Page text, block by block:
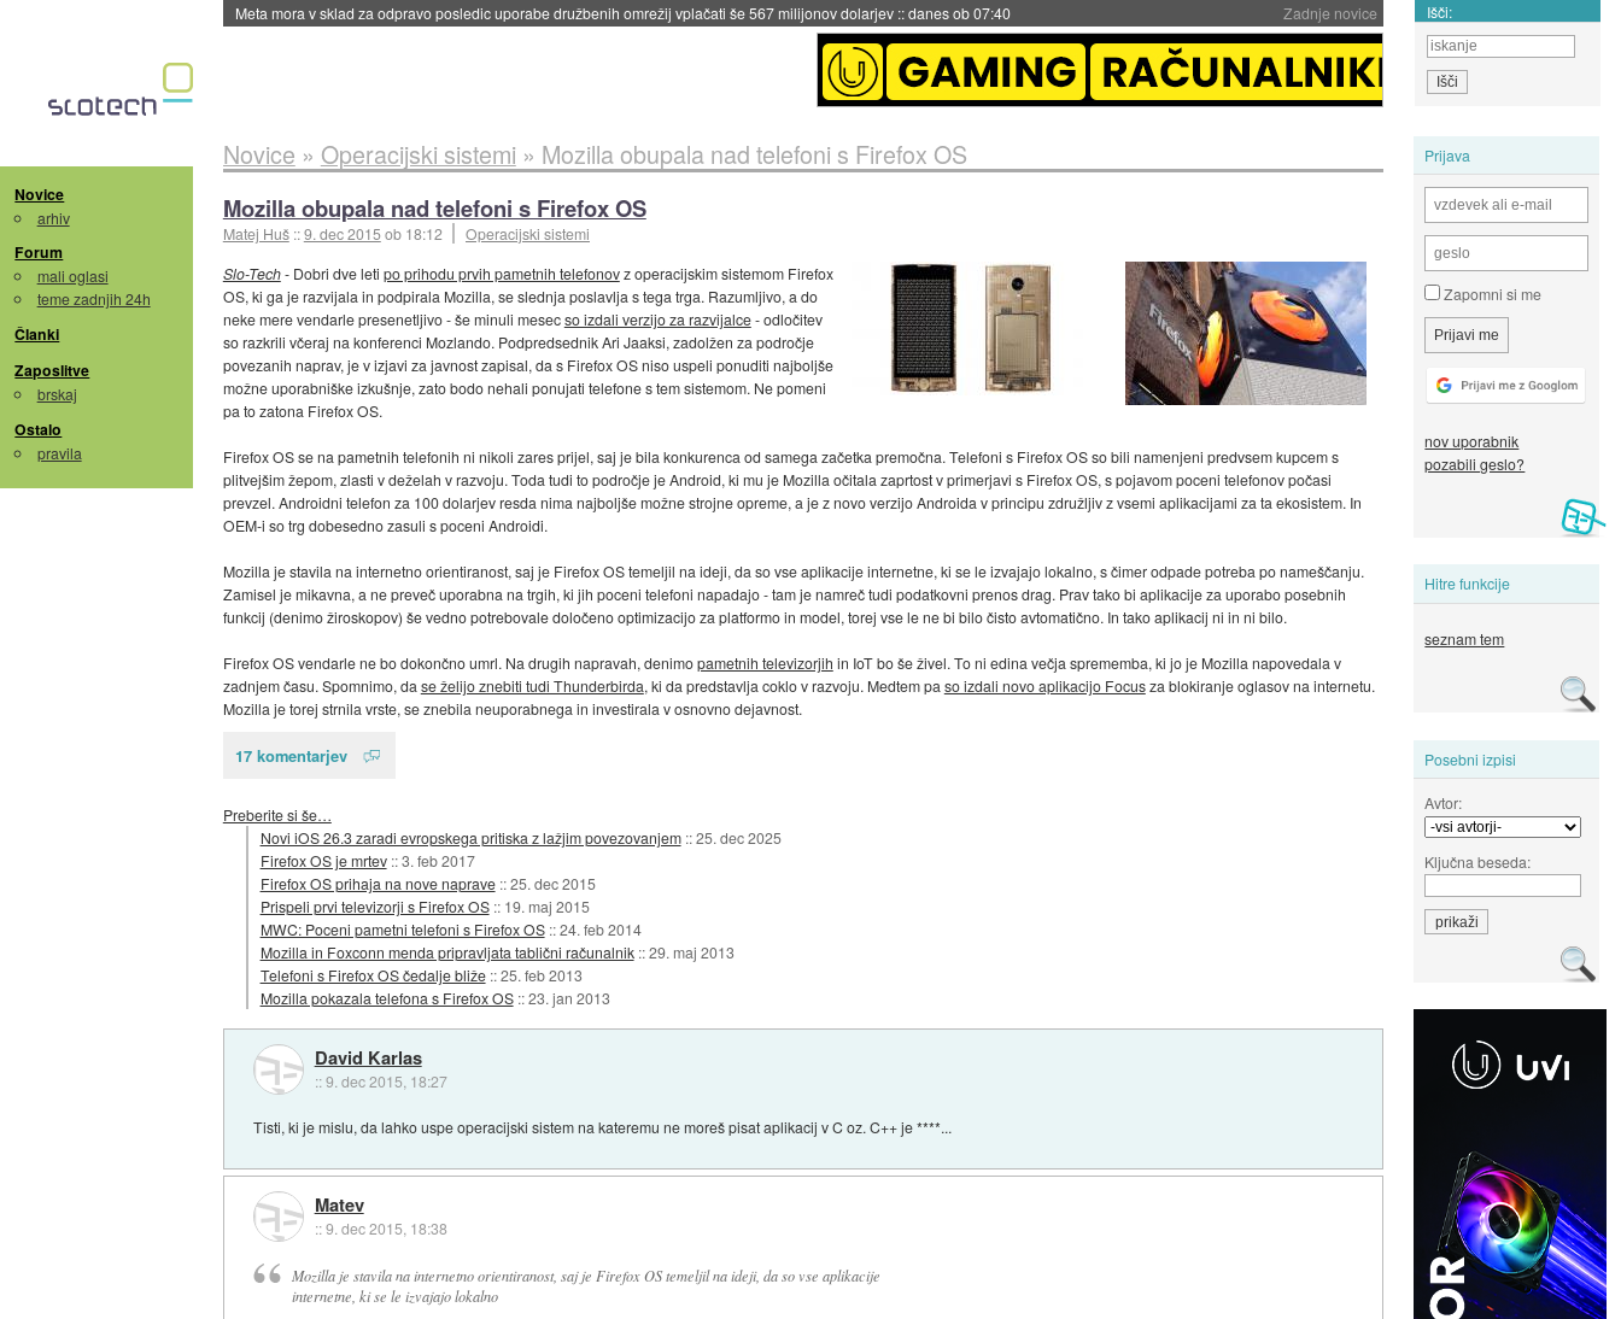
Zadnje novice
Meta mora v sklad za odpravo posledic uporabe družbenih omrežij vplačati še 567 milijonov dolarjev ::danes ob 07:40 Išči:
Novice
arhiv
Forum
mali oglasi
teme zadnjih 24h
Članki
Zaposlitve
brskaj
Ostalo
pravila
Prijava
Zapomni si me
nov uporabnik
pozabili geslo?
Hitre funkcije
seznam tem
Posebni izpisi
Avtor:
Ključna beseda:
Novice » Operacijski sistemi » Mozilla obupala nad telefoni s Firefox OS
Mozilla obupala nad telefoni s Firefox OS
Matej Huš ::9. dec 2015ob 18:12
Operacijski sistemi
Slo-Tech- Dobri dve leti po prihodu prvih pametnih telefonovz operacijskim sistemom Firefox
OS, ki ga je razvijala in podpirala Mozilla, se slednja poslavlja s tega trga. Razumljivo, a do
neke mere vendarle presenetljivo - še minuli mesecso izdali verzijo za razvijalce- odločitev
so razkrili včeraj na konferenci Mozlando. Podpredsednik Ari Jaaksi, zadolžen za področje
povezanih naprav, je v izjavi za javnost zapisal, da s Firefox OS niso uspeli ponuditi najboljše
možne uporabniške izkušnje, zato bodo nehali ponujati telefone s tem sistemom. Ne pomeni
pa to zatona Firefox OS.
Firefox OS se na pametnih telefonih ni nikoli zares prijel, saj je bila konkurenca od samega začetka premočna. Telefoni s Firefox OS so bili namenjeni predvsem kupcem s
plitvejšim žepom, zlasti v deželah v razvoju. Toda tudi to področje je Android, ki mu je Mozilla očitala zaprtost v primerjavi s Firefox OS, s pojavom poceni telefonov počasi
prevzel. Androidni telefon za 100 dolarjev resda nima najboljše možne strojne opreme, a je z novo verzijo Androida v principu združljiv z vsemi aplikacijami za ta ekosistem. In
OEM-i so trg dobesedno zasuli s poceni Androidi.
Mozilla je stavila na internetno orientiranost, saj je Firefox OS temeljil na ideji, da so vse aplikacije internetne, ki se le izvajajo lokalno, s čimer odpade potreba po nameščanju.
Zamisel je mikavna, a ne preveč uporabna na trgih, ki jih poceni telefoni napadajo - tam je namreč tudi podatkovni prenos drag. Prav tako bi aplikacije za uporabo posebnih
funkcij (denimo žiroskopov) še vedno potrebovale določeno optimizacijo za platformo in model, torej vse le ne bi bilo čisto avtomatično. In tako aplikacij ni in ni bilo.
Firefox OS vendarle ne bo dokončno umrl. Na drugih napravah, denimopametnih televizorjih in IoT bo še živel. To ni edina večja sprememba, ki jo je Mozilla napovedala v
zadnjem času. Spomnimo, da se želijo znebiti tudi Thunderbirda, ki da predstavlja coklo v razvoju. Medtem pa so izdali novo aplikacijo Focusza blokiranje oglasov na internetu.
Mozilla je torej strnila vrste, se znebila neuporabnega in investirala v osnovno dejavnost.
17 komentarjev
Preberite si še…
Novi iOS 26.3 zaradi evropskega pritiska z lažjim povezovanjem ::25. dec 2025
Firefox OS je mrtev ::3. feb 2017
Firefox OS prihaja na nove naprave ::25. dec 2015
Prispeli prvi televizorji s Firefox OS :: 19. maj 2015
MWC: Poceni pametni telefoni s Firefox OS ::24. feb 2014
Mozilla in Foxconn menda pripravljata tablični računalnik ::29. maj 2013
Telefoni s Firefox OS čedalje bliže ::25. feb 2013
Mozilla pokazala telefona s Firefox OS ::23. jan 2013
David Karlas
::9. dec 2015, 18:27
Tisti, ki je mislu, da lahko uspe operacijski sistem na kateremu ne moreš pisat aplikacij v C oz. C++ je ****...
Matev
::9. dec 2015, 18:38
Mozilla je stavila na internetno orientiranost, saj je Firefox OS temeljil na ideji, da so vse aplikacije
internetne, ki se le izvajajo lokalno